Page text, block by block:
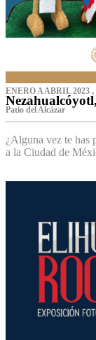
ENERO A ABRIL 2023 ,
Patio del Alcázar
¿Alguna vez te has
a la Ciudad de